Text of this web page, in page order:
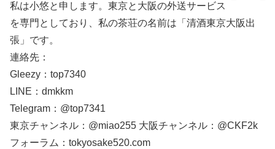
私は小悠と申します。東京と大阪の外送サービス
を専門としており、私の茶荘の名前は「清酒東京大阪出
張」です。
連絡先：
Gleezy：top7340
LINE：dmkkm
Telegram：@top7341
東京チャンネル：@miao255 大阪チャンネル：@CKF2k
フォーラム：tokyosake520.com